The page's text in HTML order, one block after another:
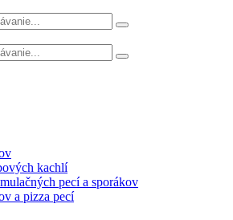
kachlí
pecí a sporákov
a pizza pecí